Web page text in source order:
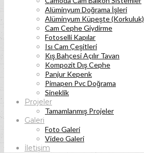
Alüminyum Doğrama İşleri
Alüminyum Küpeşte (Korkuluk)
Cam Cephe Giydirme
Fotoselli Kapılar
Isı Cam Çeşitleri
Kış Bahçesi Açılır Tavan
Kompozit Dış Cephe
Panjur Kepenk
Pimapen Pvc Doğrama
Sineklik
Projeler
Tamamlanmış Projeler
Galeri
Foto Galeri
Video Galeri
İletişim